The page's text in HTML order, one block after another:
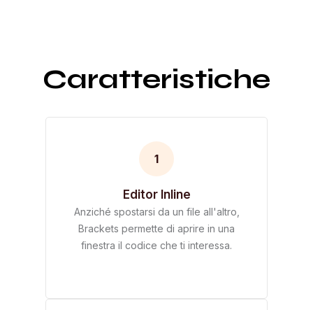
Caratteristiche
1
Editor Inline
Anziché spostarsi da un file all'altro,
Brackets permette di aprire in una
finestra il codice che ti interessa.